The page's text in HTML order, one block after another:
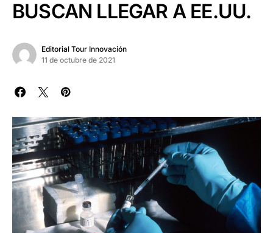
BUSCAN LLEGAR A EE.UU.
Editorial Tour Innovación
11 de octubre de 2021